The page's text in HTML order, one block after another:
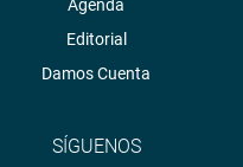
Agenda
Editorial
Damos Cuenta
SÍGUENOS